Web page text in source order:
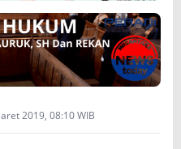
2019, 08:10 WIB